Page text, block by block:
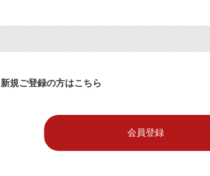
新規ご登録の方はこちら
会員登録